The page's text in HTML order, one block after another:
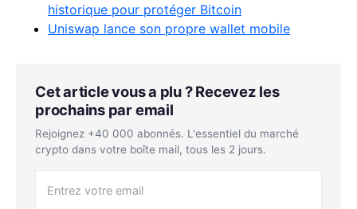
historique pour protéger Bitcoin
Uniswap lance son propre wallet mobile
Cet article vous a plu ? Recevez les
prochains par email
Rejoignez +40 000 abonnés. L'essentiel du marché
crypto dans votre boîte mail, tous les 2 jours.